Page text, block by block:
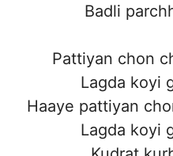
Badli
Pattiyan chon
Lagda koyi
Haaye pattiyan
Lagda koyi